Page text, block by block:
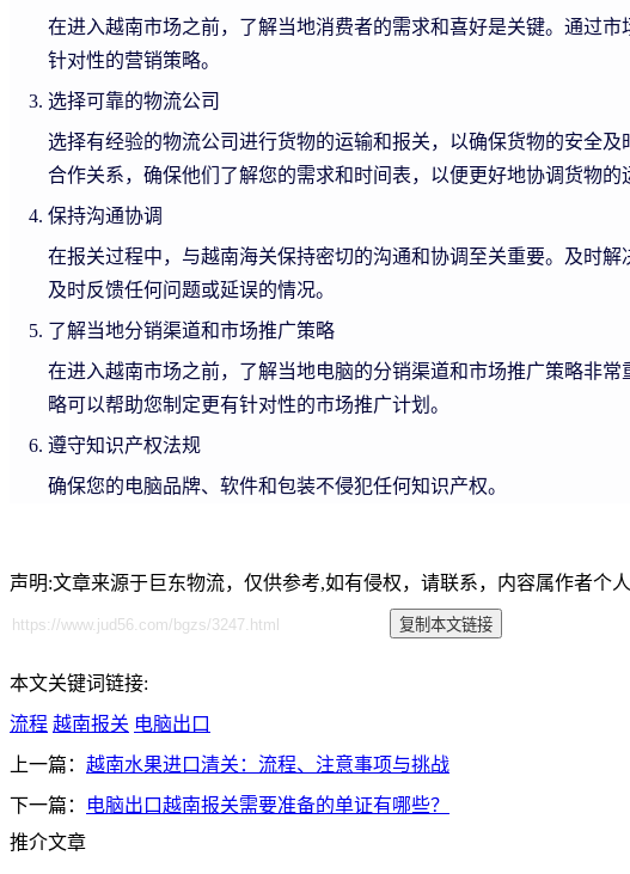
在进入越南市场之前，了解当地消费者的需求和喜好是关键。通过
针对性的营销策略。
选择可靠的物流公司
选择有经验的物流公司进行货物的运输和报关，以确保货物的安全
合作关系，确保他们了解您的需求和时间表，以便更好地协调货物的
保持沟通协调
在报关过程中，与越南海关保持密切的沟通和协调至关重要。及时
及时反馈任何问题或延误的情况。
了解当地分销渠道和市场推广策略
在进入越南市场之前，了解当地电脑的分销渠道和市场推广策略非
略可以帮助您制定更有针对性的市场推广计划。
遵守知识产权法规
确保您的电脑品牌、软件和包装不侵犯任何知识产权。
声明:文章来源于巨东物流，仅供参考,如有侵权，请联系，内容属作者个
本文关键词链接:
流程 越南报关 电脑出口
上一篇： 越南水果进口清关：流程、注意事项与挑战
下一篇：
电脑出口越南报关需要准备的单证有哪些？
推介文章